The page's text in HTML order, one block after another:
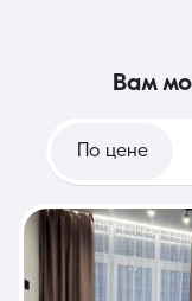
вам
По цене